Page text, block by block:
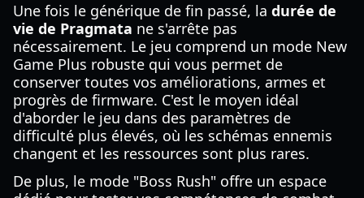
Une fois le générique de fin passé, la durée de
vie de Pragmata ne s'arrête pas
nécessairement. Le jeu comprend un mode New
Game Plus robuste qui vous permet de
conserver toutes vos améliorations, armes et
progrès de firmware. C'est le moyen idéal
d'aborder le jeu dans des paramètres de
difficulté plus élevés, où les schémas ennemis
changent et les ressources sont plus rares.
De plus, le mode "Boss Rush" offre un espace